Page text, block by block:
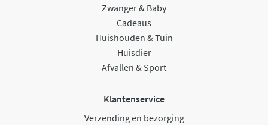
Zwanger & Baby
Cadeaus
Huishouden & Tuin
Huisdier
Afvallen & Sport
Klantenservice
Verzending en bezorging